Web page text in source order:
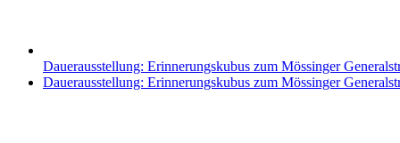
Dauerausstellung: Erinnerungskubus zum Mössinger
Nächster
Dauerausstellung: Erinnerungskubus zum Mössinger